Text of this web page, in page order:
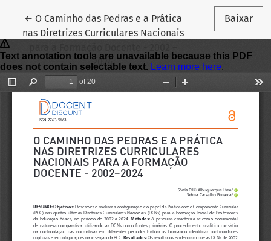
← Voltar aos Detalhes do Artigo
O Caminho das Pedras e a Prática
nas Diretrizes Curriculares Nacionais
2024
Baixar